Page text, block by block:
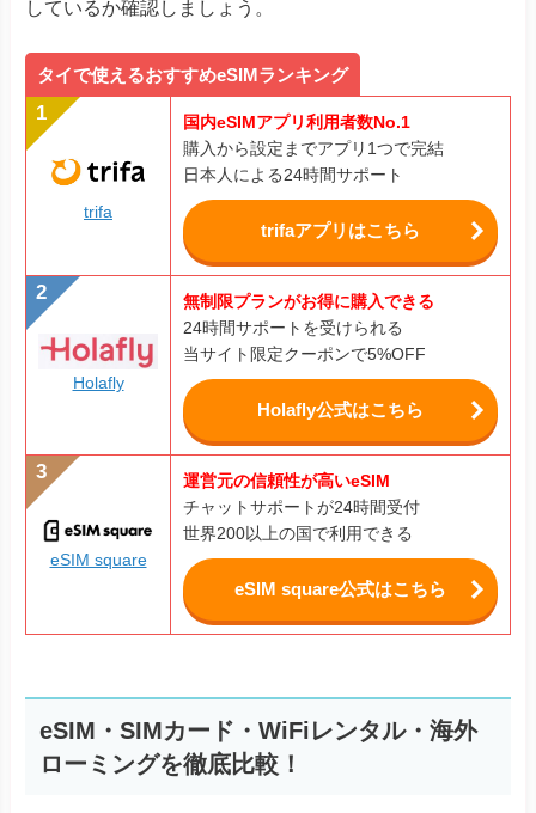
しているか確認しましょう。
タイで使えるおすすめeSIMランキング
trifa
国内eSIMアプリ利用者数No.1
購入から設定までアプリ1つで完結
日本人による24時間サポート
trifaアプリはこちら
Holafly
無制限プランがお得に購入できる
24時間サポートを受けられる
当サイト限定クーポンで5%OFF
Holafly公式はこちら
eSIM square
運営元の信頼性が高いeSIM
チャットサポートが24時間受付
世界200以上の国で利用できる
eSIM square公式はこちら
eSIM・SIMカード・WiFiレンタル・海外
ローミングを徹底比較！